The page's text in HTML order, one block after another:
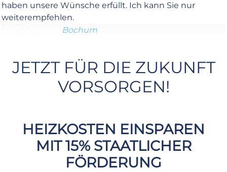
haben unsere Wünsche erfüllt. Ich kann Sie nur
weiterempfehlen.
Bochum
JETZT FÜR DIE ZUKUNFT
VORSORGEN!
HEIZKOSTEN EINSPAREN
MIT 15% STAATLICHER
FÖRDERUNG